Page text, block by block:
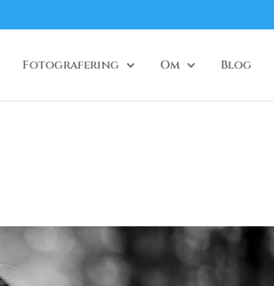
Fotografering Om Blog